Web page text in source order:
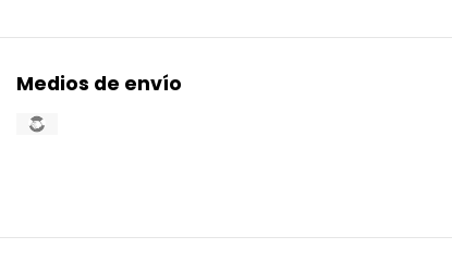
Medios de envío